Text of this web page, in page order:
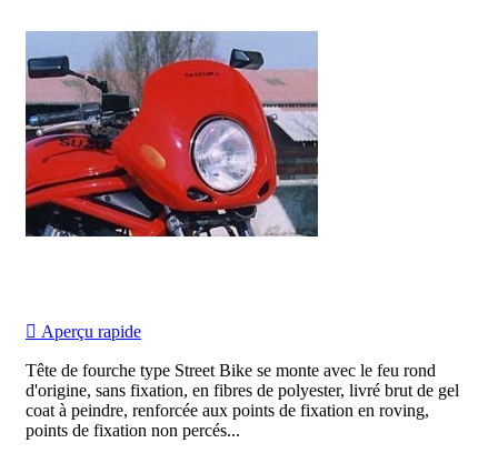
 Aperçu rapide
Tête de fourche type Street Bike se monte avec le feu rond
d'origine, sans fixation, en fibres de polyester, livré brut de gel
coat à peindre, renforcée aux points de fixation en roving,
points de fixation non percés...